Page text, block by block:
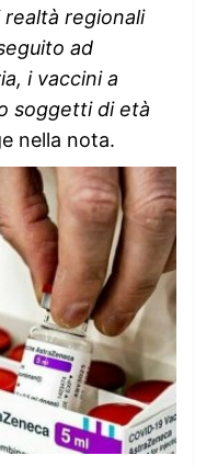
regionali
ad
i vaccini a
soggetti di età
nella nota.